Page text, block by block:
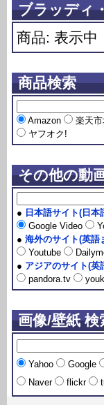
ブラッディ
商品: 表示中
商品検索
Amazon 楽天
ヤフオク!
その他の動
● 日本語サイト(日
Google Video
● 海外のサイト(英語
Youtube
● アジアのサイト(英
pandora.tv
画像/壁紙 検
Yahoo Google
Naver
flickr